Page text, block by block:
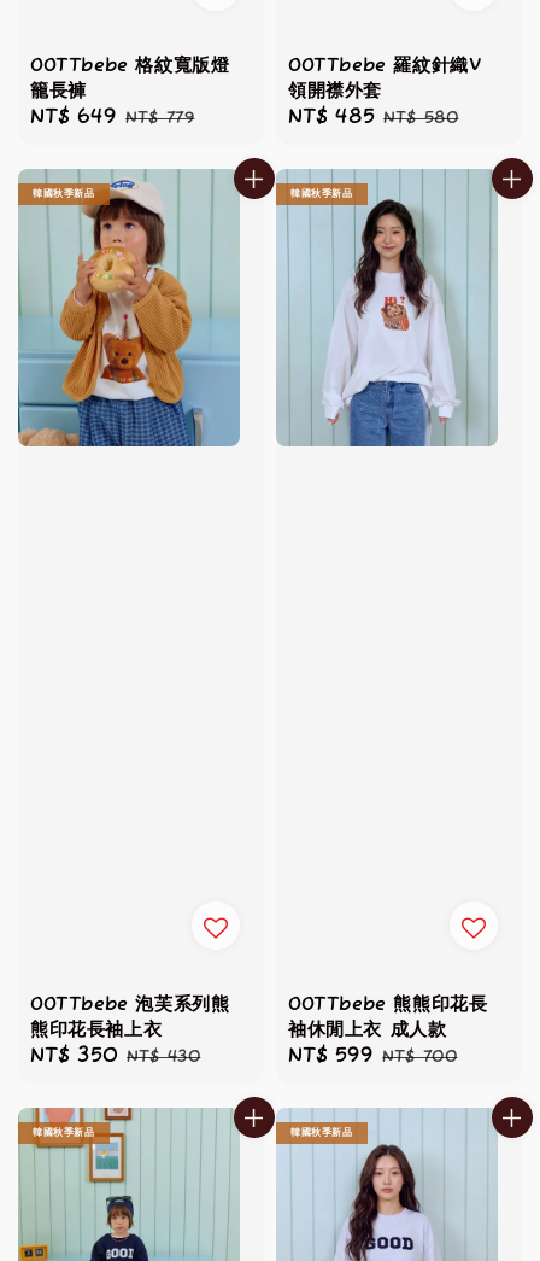
OOTTbebe 格紋寬版燈
籠長褲
Sale
NT$ 649 Regular
NT$ 779
OOTTbebe 羅紋針織V
領開襟外套
Sale
NT$ 485 Regular
NT$ 580
韓國秋季新品
OOTTbebe 泡芙系列熊
熊印花長袖上衣
Sale
NT$ 350 Regular
NT$ 430
韓國秋季新品
OOTTbebe 熊熊印花長
袖休閒上衣 成人款
Sale
NT$ 599 Regular
NT$ 700
韓國秋季新品 韓國秋季新品